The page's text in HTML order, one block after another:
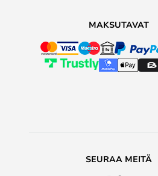
MAKSUTAVAT
SEURAA MEITÄ